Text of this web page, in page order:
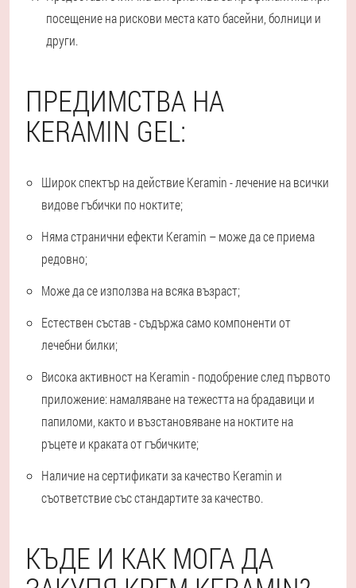
посещение на рискови места като басейни, болници и
други.
ПРЕДИМСТВА НА
KERAMIN GEL:
Широк спектър на действие Keramin - лечение на всички
видове гъбички по ноктите;
Няма странични ефекти Keramin – може да се приема
редовно;
Може да се използва на всяка възраст;
Естествен състав - съдържа само компоненти от
лечебни билки;
Висока активност на Keramin - подобрение след първото
приложение: намаляване на тежестта на брадавици и
папиломи, както и възстановяване на ноктите на
ръцете и краката от гъбичките;
Наличие на сертификати за качество Keramin и
съответствие със стандартите за качество.
КЪДЕ И КАК МОГА ДА